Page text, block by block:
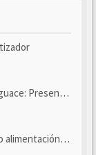
y seguimiento
eléctri...